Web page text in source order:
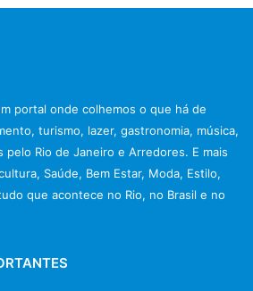
portal onde colhemos o que há de
turismo, lazer, gastronomia, música,
Rio de Janeiro e Arredores. E mais
Saúde, Bem Estar, Moda, Estilo,
que acontece no Rio, no Brasil e no